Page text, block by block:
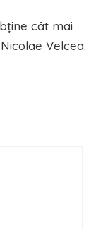
cât mai
Velcea.